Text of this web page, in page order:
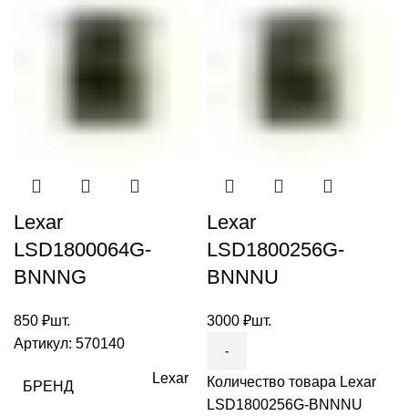
Lexar
LSD1800064G-
BNNNG
850 ₽шт.
Артикул: 570140
БРЕНД
Lexar
Lexar
LSD1800256G-
BNNNU
3000 ₽шт.
Количество товара Lexar
LSD1800256G-BNNNU